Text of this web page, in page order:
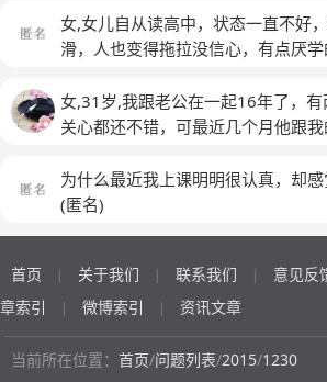
我们掰扯那些段视频或段子。(匿名)
已，没有办法真的与我沟通。 我不
对别人说，哪怕是亲人朋友都不行
让我不知道应该怎么做了。 我从来
眷恋这里的。现在我放假了，我父
有每天早上7:30~10点，我才觉得我
们都去上班了，只有我一个人在家里
做任何事情，但是好景不长，因为我
么几天不高兴，但最近有延长，这使
量的作业以及今天晚上7点即将要迎
更加烦躁，我不知道我应该怎么做
着胸口，说心好像挖掉一块，好难受
好把心和脑拿出来洗一洗，看着女
名)
由于孩子的母亲奶水不够，找的看护
当，孩子的脾胃有了问题，于是就
骑着车，去60多里远的母亲家，那
说了。 两年后吧，孩子回来，家里
偏食，现在也是。 小学也很顺利，
的奖励就是物质的。问题是在家不做
际，很正常。后期，乡下学校的问
校读书。也认识到了家里的投入。每
立学校能排到10几名。孩子学习，怕
点给他，怕她像我一样的曾经上学挨
女,女儿自从读高中，状态一直不好
滑，人也变得拖拉没信心，有点厌
女,31岁,我跟老公在一起16年了，
关心都还不错，可最近几个月他跟
他们就在一起了，等我回来发现不对
我发神经，我查明真相之后，他竟然
是我做错事了，他要这样对我，而
跟他谈他就假装睡觉，现在每天都跟
为什么最近我上课明明很认真，却
(匿名)
首页 | 关于我们 | 联系我们 | 意见反
章索引
| 微博索引 | 资讯文章
当前所在位置： 首页/问题列表/2015/1230